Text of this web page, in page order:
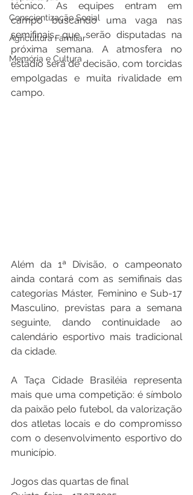
Conscientização Social
Agricultura Familiar
Memória e Cultura
técnico. As equipes entram em
campo buscando uma vaga nas
semifinais, que serão disputadas na
próxima semana. A atmosfera no
estádio será de decisão, com torcidas
empolgadas e muita rivalidade em
campo.
Além da 1ª Divisão, o campeonato
ainda contará com as semifinais das
categorias Máster, Feminino e Sub-17
Masculino, previstas para a semana
seguinte, dando continuidade ao
calendário esportivo mais tradicional
da cidade.
A Taça Cidade Brasiléia representa
mais que uma competição: é símbolo
da paixão pelo futebol, da valorização
dos atletas locais e do compromisso
com o desenvolvimento esportivo do
município.
Jogos das quartas de final